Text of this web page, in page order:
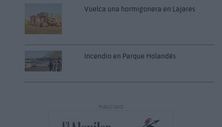
Vuelca una hormigonera en Lajares
Incendio en Parque Holandés
PUBLICIDAD